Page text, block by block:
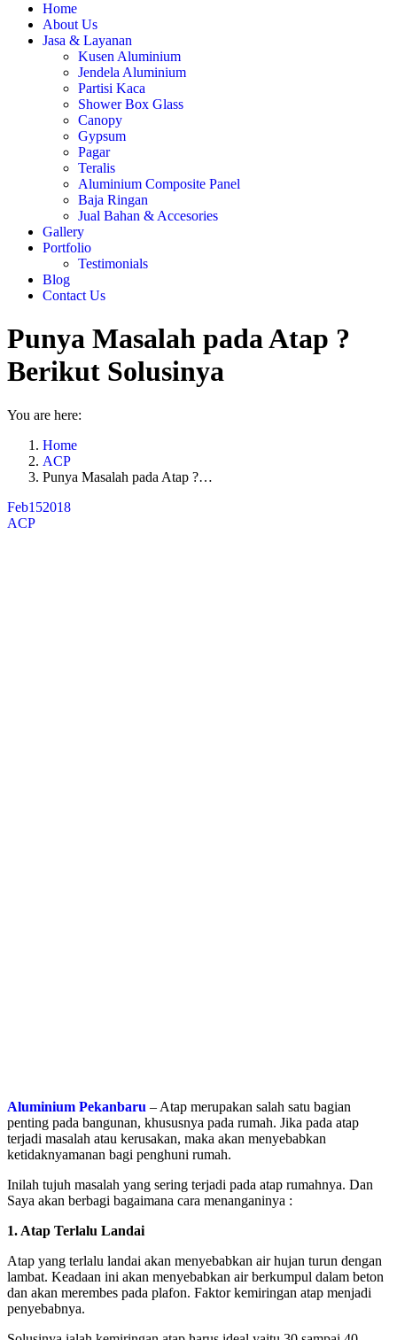
Home
About Us
Jasa & Layanan
Kusen Aluminium
Jendela Aluminium
Partisi Kaca
Shower Box Glass
Canopy
Gypsum
Pagar
Teralis
Aluminium Composite Panel
Baja Ringan
Jual Bahan & Accesories
Gallery
Portfolio
Testimonials
Blog
Contact Us
Punya Masalah pada Atap ?
Berikut Solusinya
You are here:
Home
ACP
Punya Masalah pada Atap ?…
Feb152018
ACP
Aluminium Pekanbaru – Atap merupakan salah satu bagian
penting pada bangunan, khususnya pada rumah. Jika pada atap
terjadi masalah atau kerusakan, maka akan menyebabkan
ketidaknyamanan bagi penghuni rumah.
Inilah tujuh masalah yang sering terjadi pada atap rumahnya. Dan
Saya akan berbagi bagaimana cara menanganinya :
​1. Atap Terlalu Landai
​Atap yang terlalu landai akan menyebabkan air hujan turun dengan
lambat. Keadaan ini akan menyebabkan air berkumpul dalam beton
dan akan merembes pada plafon. Faktor kemiringan atap menjadi
penyebabnya.